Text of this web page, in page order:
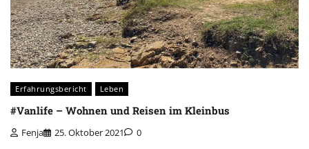
Erfahrungsbericht Leben
#Vanlife – Wohnen und Reisen im Kleinbus
Fenja 25. Oktober 2021 0